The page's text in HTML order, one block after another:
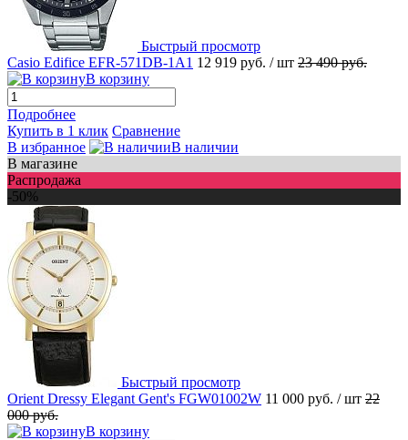
Быстрый просмотр
Casio Edifice EFR-571DB-1A1 12 919 руб. / шт 23 490 руб.
В корзину
Подробнее
Купить в 1 клик Сравнение
В избранное
В наличии
В магазине
Распродажа
-50%
Быстрый просмотр
Orient Dressy Elegant Gent's FGW01002W 11 000 руб. / шт 22
000 руб.
В корзину